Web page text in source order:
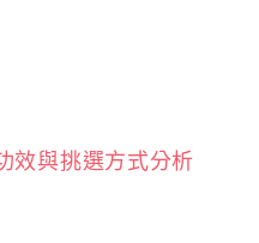
效與挑選方式分析